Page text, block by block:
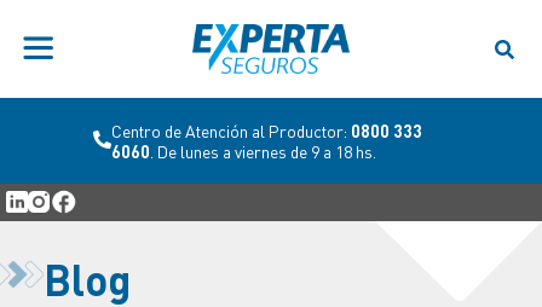
Centro de Atención al Productor: 0800 333
6060 . De lunes a viernes de 9 a 18 hs.
Blog